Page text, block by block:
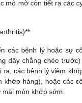
mô mỡ còn tiết ra các
các bệnh lý hoặc sự
dây chằng chéo
các bệnh lý viêm
háng), hoặc các
mòn khớp sớm.